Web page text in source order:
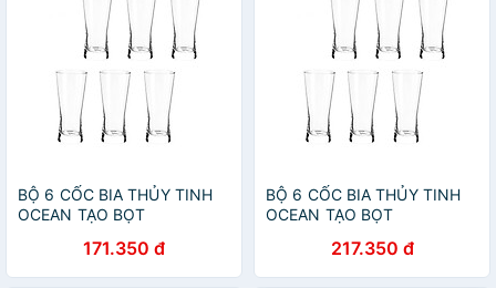
BỘ 6 CỐC BIA THỦY TINH
OCEAN TẠO BỌT
171.350 đ
BỘ 6 CỐC BIA THỦY TINH
OCEAN TẠO BỌT
217.350 đ